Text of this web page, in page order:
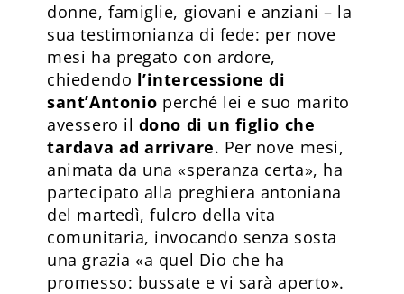
donne, famiglie, giovani e anziani – la
sua testimonianza di fede: per nove
mesi ha pregato con ardore,
chiedendo l’intercessione di
sant’Antonio perché lei e suo marito
avessero il dono di un figlio che
tardava ad arrivare. Per nove mesi,
animata da una «speranza certa», ha
partecipato alla preghiera antoniana
del martedì, fulcro della vita
comunitaria, invocando senza sosta
una grazia «a quel Dio che ha
promesso: bussate e vi sarà aperto».